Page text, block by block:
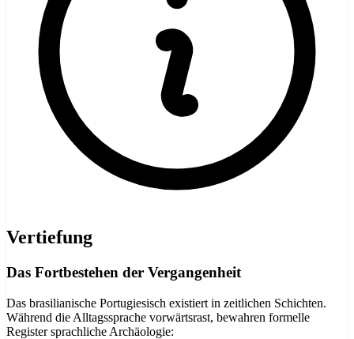
Vertiefung
Das Fortbestehen der Vergangenheit
Das brasilianische Portugiesisch existiert in zeitlichen Schichten.
Während die Alltagssprache vorwärtsrast, bewahren formelle
Register sprachliche Archäologie: